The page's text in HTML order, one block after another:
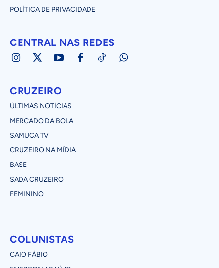
POLÍTICA DE PRIVACIDADE
CENTRAL NAS REDES
CRUZEIRO
ÚLTIMAS NOTÍCIAS
MERCADO DA BOLA
SAMUCA TV
CRUZEIRO NA MÍDIA
BASE
SADA CRUZEIRO
FEMININO
COLUNISTAS
CAIO FÁBIO